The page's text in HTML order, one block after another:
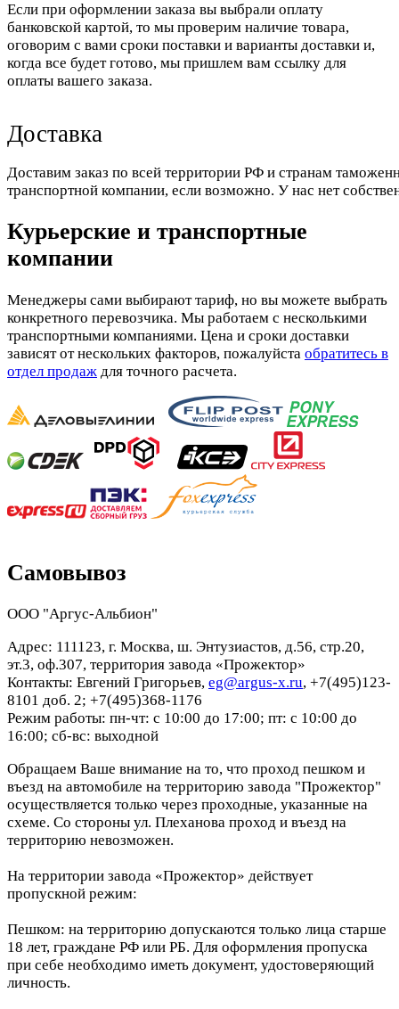
Если при оформлении заказа вы выбрали оплату
банковской картой, то мы проверим наличие товара,
оговорим с вами сроки поставки и варианты доставки и,
когда все будет готово, мы пришлем вам ссылку для
оплаты вашего заказа.
Доставка
Доставим заказ по всей территории РФ и странам
транспортной компании, если возможно. У нас нет
Курьерские и транспортные
компании
Менеджеры сами выбирают тариф, но вы можете выбрать
конкретного перевозчика. Мы работаем с несколькими
транспортными компаниями. Цена и сроки доставки
зависят от нескольких факторов, пожалуйста обратитесь в
отдел продаж для точного расчета.
Самовывоз
ООО "Аргус-Альбион"
Адрес: 111123, г. Москва, ш. Энтузиастов, д.56, стр.20,
эт.3, оф.307, территория завода «Прожектор»
Контакты: Евгений Григорьев, eg@argus-x.ru, +7(495)123-
8101 доб. 2; +7(495)368-1176
Режим работы: пн-чт: с 10:00 до 17:00; пт: с 10:00 до
16:00; сб-вс: выходной
Обращаем Ваше внимание на то, что проход пешком и
въезд на автомобиле на территорию завода "Прожектор"
осуществляется только через проходные, указанные на
схеме. Со стороны ул. Плеханова проход и въезд на
территорию невозможен.
На территории завода «Прожектор» действует
пропускной режим:
Пешком: на территорию допускаются только лица старше
18 лет, граждане РФ или РБ. Для оформления пропуска
при себе необходимо иметь документ, удостоверяющий
личность.